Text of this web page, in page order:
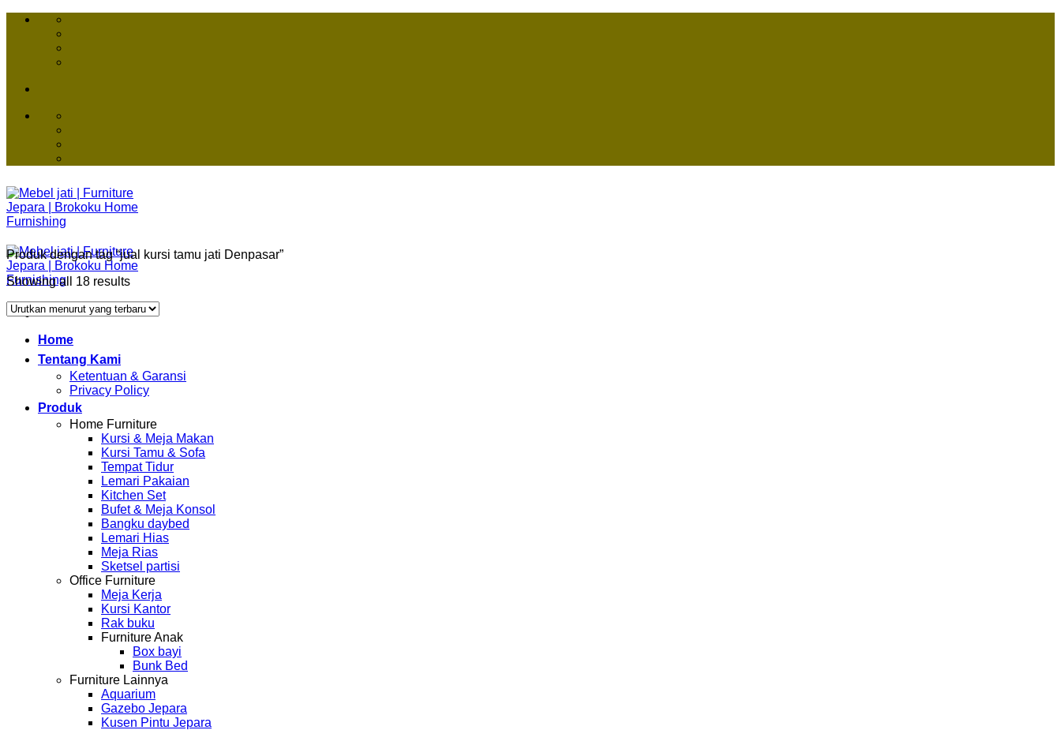
Skip
Home
Tentang Kami
Ketentuan & Garansi
Privacy Policy
Produk
Home Furniture
Kursi & Meja Makan
Kursi Tamu & Sofa
Tempat Tidur
Lemari Pakaian
Kitchen Set
Bufet & Meja Konsol
Bangku daybed
Lemari Hias
Meja Rias
Sketsel partisi
Office Furniture
Meja Kerja
Kursi Kantor
Rak buku
Furniture Anak
Box bayi
Bunk Bed
Furniture Lainnya
Aquarium
Gazebo Jepara
Kusen Pintu Jepara
Produk dengan tag “jual kursi tamu jati Denpasar”
Showing all 18 results